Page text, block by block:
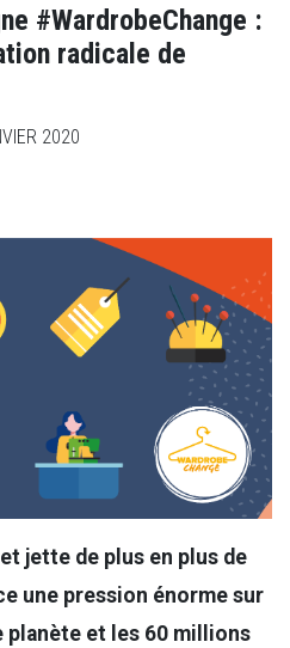
#WardrobeChange :
radicale de
2020
jette de plus en plus de
une pression énorme sur
planète et les 60 millions